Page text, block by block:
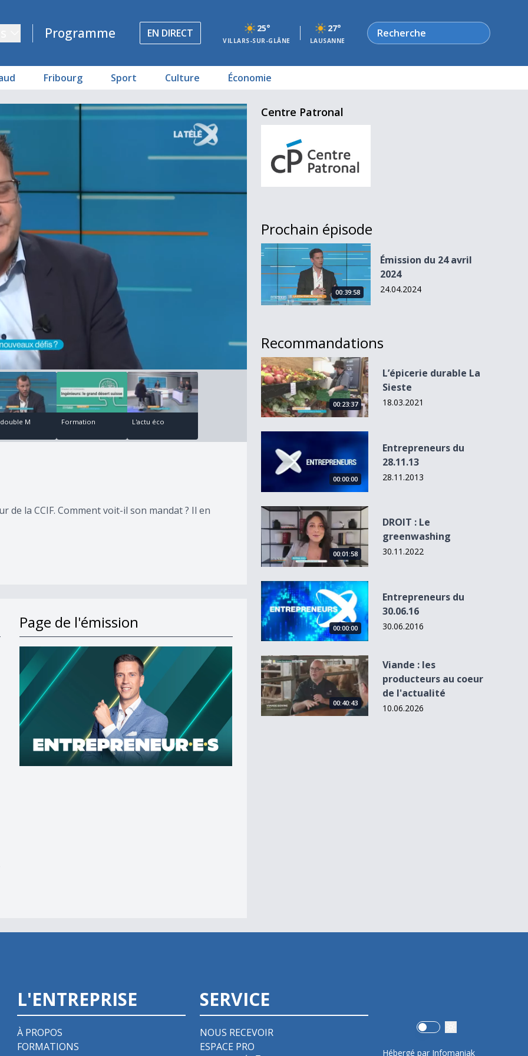
Programme EN DIRECT 25°
VILLARS-SUR-GLÂNE
27°
LAUSANNE
Rechercher
Fribourg Sport Culture Économie
M Formation L'actu éco
la CCIF. Comment voit-il son mandat ? Il en
Page de l'émission
Centre Patronal
Prochain épisode
Émission du 24 avril 2024
00:39:58
Émission du 24 avril
2024
24.04.2024
Recommandations
L’épicerie durable La Sieste
00:23:37
L’épicerie durable La
Sieste
18.03.2021
Entrepreneurs du 28.11.13
00:00:00
Entrepreneurs du
28.11.13
28.11.2013
DROIT : Le greenwashing
00:01:58
DROIT : Le
greenwashing
30.11.2022
Entrepreneurs du 30.06.16
00:00:00
Entrepreneurs du
30.06.16
30.06.2016
Viande : les producteurs au coeur de l&#039;actualité
00:40:43
Viande : les
producteurs au coeur
de l'actualité
10.06.2026
L'ENTREPRISE
À PROPOS
FORMATIONS
SERVICE
NOUS RECEVOIR
ESPACE PRO
Use setting
Hébergé par Infomaniak